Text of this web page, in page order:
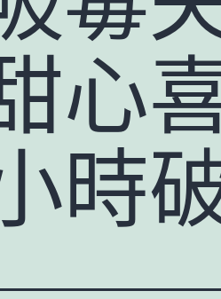
心
時